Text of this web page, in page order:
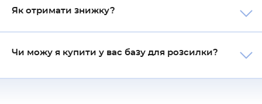
Як отримати знижку?
Чи можу я купити у вас базу для розсилки?